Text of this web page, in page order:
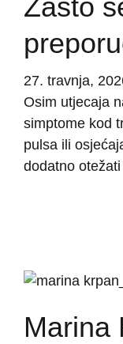
Zašto
27. travnja,
Osim utjecaja
simptome kod
pulsa ili
dodatno
Marina